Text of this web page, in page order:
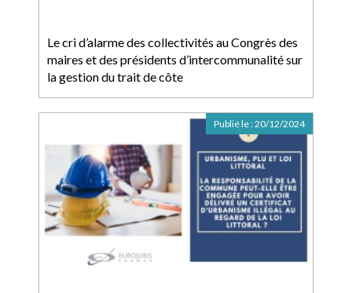
Le cri d’alarme des collectivités au Congrès des
maires et des présidents d’intercommunalité sur
la gestion du trait de côte
Publié le :20/12/2024